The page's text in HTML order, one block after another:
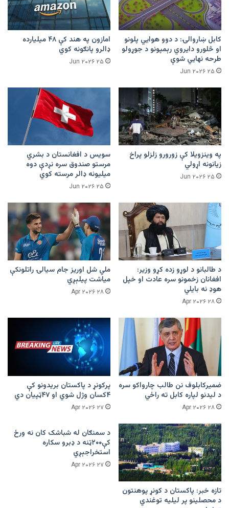
کابل ښاروالۍ: د دوو هوايي پلونو
او څلورو دایروي رېمپونو د جوړولو
طرحه نهایي شوې
۲۵ Jun ۲۰۲۶
امازون په هند کې ۴۸ میلیارده
ډالرو پانګونه کوي
۲۵ Jun ۲۰۲۶
په وینزویلا کې زورورو زلزلو پراخ
زیانونه اړولي
۲۵ Jun ۲۰۲۶
سویس د افغانستان د بشري
مرستو صندوق سره نږدې دوه
میلیونه ډالر مرسته کوي
۲۵ Jun ۲۰۲۶
د طالبانو د لوړو زده کړو وزیر:
افغانان زخمونو سره عادت او خپل
هوډ نه بایلي
۲۸ Apr ۲۰۲۶
ملي شل اوریز جام سیالۍ راتلونکې
میاشت پیلېږي
۲۸ Apr ۲۰۲۶
ضمیرکابلوف نن طالب چارواکو سره
د لیدنو لپاره کابل ته راځي
۲۸ Apr ۲۰۲۶
پرکونړ د پاکستان بریدونو کې
۴کسان وژل شوي او ۴۷ټپیان دي
۲۷ Apr ۲۰۲۶
تازه خبر: پاکستان د کونړ پوهنتون
د محصلینو پر لیلیه توغندي
د سمنګان له شباشک کان نه ورځ
کې۲۰۰ټنه د ډبرو سکاره
استخراجېږي
۲۷ Apr ۲۰۲۶